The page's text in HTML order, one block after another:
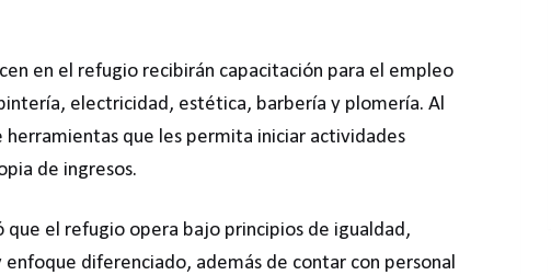
en el refugio recibirán capacitación para el empleo
electricidad, estética, barbería y plomería. Al
herramientas que les permita iniciar actividades
de ingresos.
que el refugio opera bajo principios de igualdad,
diferenciado, además de contar con personal